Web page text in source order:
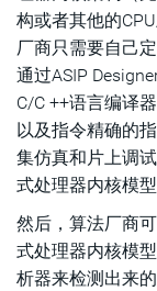
构或者其他的
厂商只需要自己
通过ASIP
C/C ++语言编译
以及指令精确的
集仿真和片上调
式处理器内核模型
然后，算法厂商
式处理器内核模
析器来检测出来